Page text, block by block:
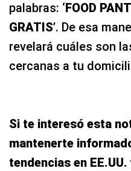
palabras: ‘FOOD
GRATIS’. De esa
revelará cuáles son
cercanas a tu
Si te interesó esta
mantenerte
tendencias en